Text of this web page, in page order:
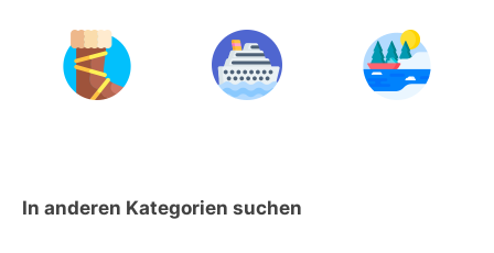
In anderen Kategorien suchen